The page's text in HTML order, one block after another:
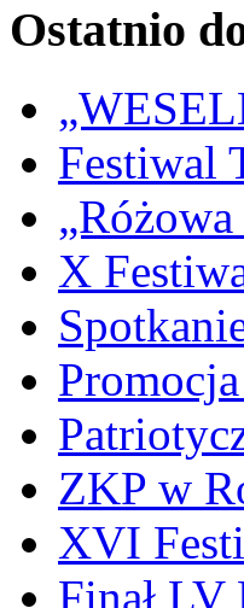
Ostatnio
Festiwal
X
ZKP w
XVI
Finał